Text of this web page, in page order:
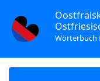
Wörterbuch